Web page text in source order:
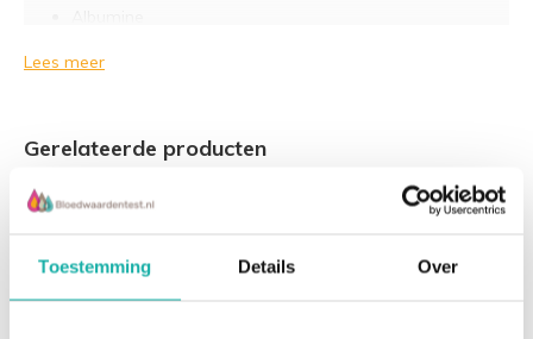
Toestemming Details Over
Algemeen bloedbeeld + leuco Diff
MCV (mean cell volume)
MCH en MCHC (mean corpuscular hemoglobin en
mean corpuscular hemoglobin concentration)
RDW (red blood cell distribution width)
Lees meer
Gerelateerde producten